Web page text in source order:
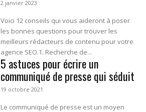
2 janvier 2023
Voici 12 conseils qui vous aideront à poser
les bonnes questions pour trouver les
meilleurs rédacteurs de contenu pour votre
agence SEO.1. Recherche de...
5 astuces pour écrire un
communiqué de presse qui séduit
19 octobre 2021
Le communiqué de presse est un moyen